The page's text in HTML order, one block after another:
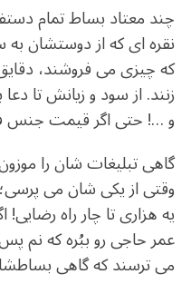
چند معتاد بساط تمام
نقره­ ای که از دوست­شان به
زنند. از سود و زیانش تا
و …! حتی اگر قیمت جنس فروخته
گاهی تبلیغات­ شان را
وقتی از یکی شان می­
یه هزاری تا چار راه
عمر حاجی رو ببُره که نم
می­ ترسند که گاهی